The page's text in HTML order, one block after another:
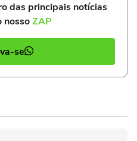
das principais notícias
nossoZAP
se